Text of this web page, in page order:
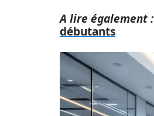
A lire également :
débutants